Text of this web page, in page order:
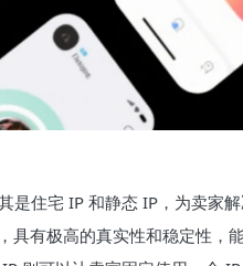
是住宅 IP 和静态 IP，为卖家
具有极高的真实性和稳定性，